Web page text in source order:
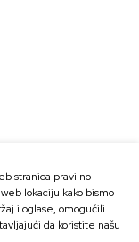
stranica pravilno
lokaciju kako bismo
i oglase, omogućili
da koristite našu